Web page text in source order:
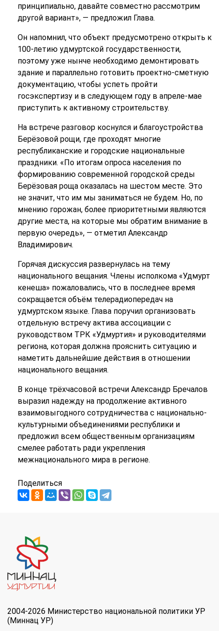
принципиально, давайте совместно рассмотрим
другой вариант», — предложил Глава.
Он напомнил, что объект предусмотрено открыть к
100-летию удмуртской государственности,
поэтому уже нынче необходимо демонтировать
здание и параллельно готовить проектно-сметную
документацию, чтобы успеть пройти
госэкспертизу и в следующем году в апреле-мае
приступить к активному строительству.
На встрече разговор коснулся и благоустройства
Берёзовой рощи, где проходят многие
республиканские и городские национальные
праздники. «По итогам опроса населения по
формированию современной городской среды
Берёзовая роща оказалась на шестом месте. Это
не значит, что им мы заниматься не будем. Но, по
мнению горожан, более приоритетными являются
другие места, на которые мы обратим внимание в
первую очередь», — отметил Александр
Владимирович.
Горячая дискуссия развернулась на тему
национального вещания. Члены исполкома «Удмурт
кенеша» пожаловались, что в последнее время
сокращается объём телерадиопередач на
удмуртском языке. Глава поручил организовать
отдельную встречу актива ассоциации с
руководством ТРК «Удмуртия» и руководителями
региона, которая должна прояснить ситуацию и
наметить дальнейшие действия в отношении
национального вещания.
В конце трёхчасовой встречи Александр Бречалов
выразил надежду на продолжение активного
взаимовыгодного сотрудничества с национально-
культурными объединениями республики и
предложил всем общественным организациям
смелее работать ради укрепления
межнационального мира в регионе.
Поделиться
2004-2026 Министерство национальной политики УР
(Миннац УР)